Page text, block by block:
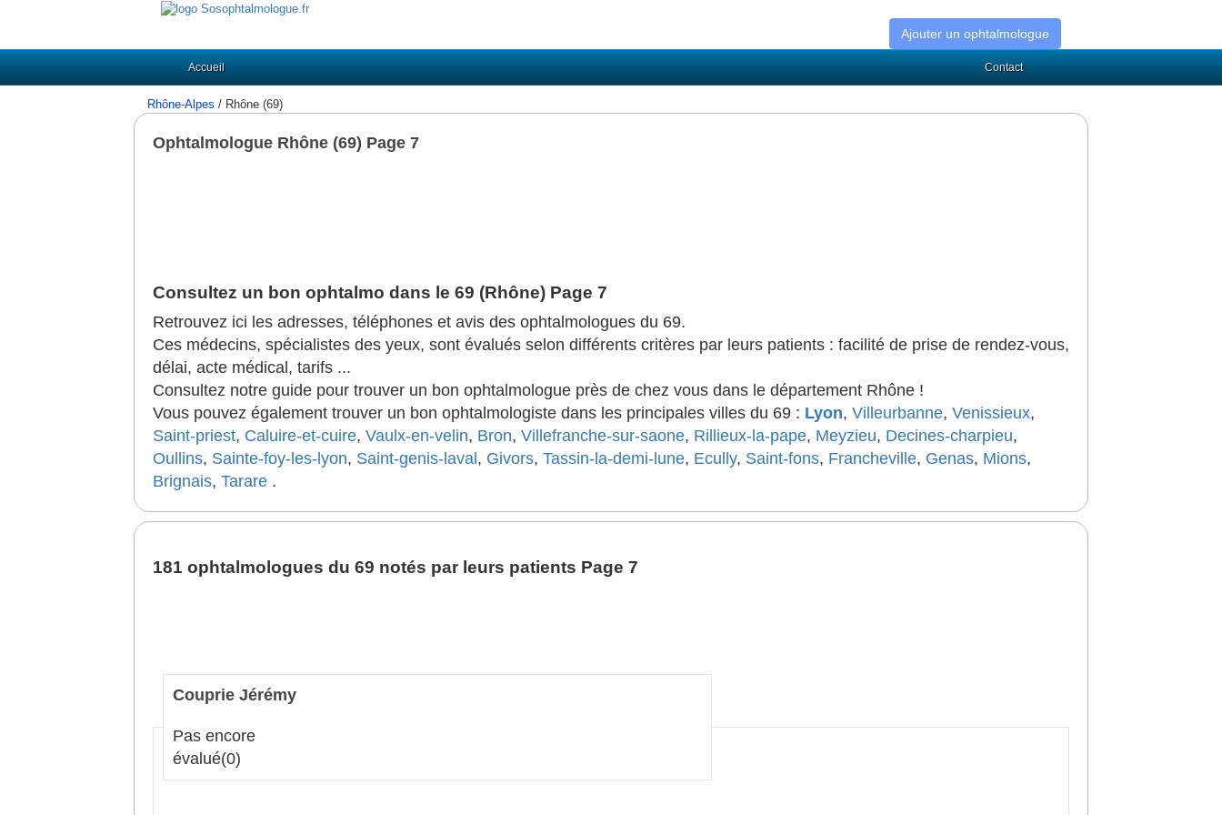
Ajouter un ophtalmologue
Accueil Contact
Rhône-Alpes / Rhône (69)
Ophtalmologue Rhône (69) Page 7
Consultez un bon ophtalmo dans le 69 (Rhône) Page 7
Retrouvez ici les adresses, téléphones et avis des ophtalmologues du 69.
Ces médecins, spécialistes des yeux, sont évalués selon différents critères par leurs patients : facilité de prise de rendez-vous,
délai, acte médical, tarifs ...
Consultez notre guide pour trouver un bon ophtalmologue près de chez vous dans le département Rhône !
Vous pouvez également trouver un bon ophtalmologiste dans les principales villes du 69 : Lyon, Villeurbanne, Venissieux,
Saint-priest, Caluire-et-cuire, Vaulx-en-velin, Bron, Villefranche-sur-saone, Rillieux-la-pape, Meyzieu, Decines-charpieu,
Oullins, Sainte-foy-les-lyon, Saint-genis-laval , Givors, Tassin-la-demi-lune, Ecully, Saint-fons, Francheville, Genas, Mions,
Brignais, Tarare .
181 ophtalmologues du 69 notés par leurs patients Page 7
Couprie Jérémy
Pas encore
évalué(0)